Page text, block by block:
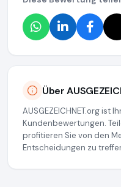
Über
AUSGEZEICHNET.org ist
Kundenbewertungen.
profitieren Sie von den
Entscheidungen zu